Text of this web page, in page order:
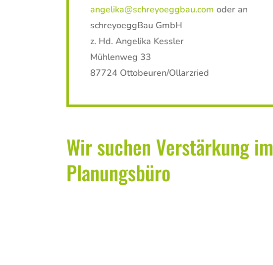
angelika@schreyoeggbau.com oder an
schreyoeggBau GmbH
z. Hd. Angelika Kessler
Mühlenweg 33
87724 Ottobeuren/Ollarzried
Wir suchen Verstärkung im
Planungsbüro